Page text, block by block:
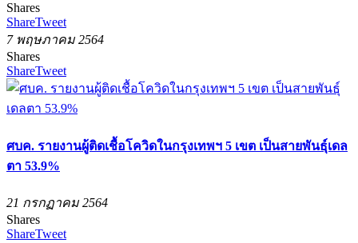
Shares
ShareTweet
7 พฤษภาคม 2564
Shares
ShareTweet
ศบค. รายงานผู้ติดเชื้อโควิดในกรุงเทพฯ 5 เขต เป็นสายพันธุ์เดล
ตา 53.9%
21 กรกฏาคม 2564
Shares
ShareTweet